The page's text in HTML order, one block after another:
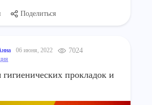
Поделиться
06 июня, 2022 7024
гигиенических прокладок и